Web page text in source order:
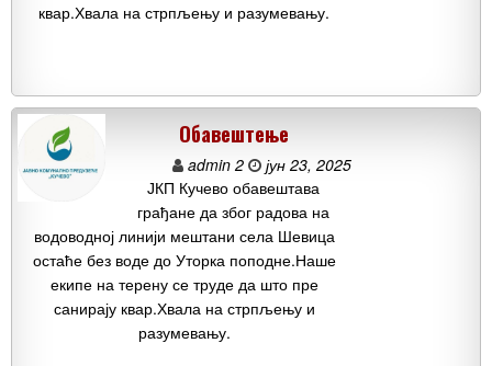
квар.Хвала на стрпљењу и разумевању.
Обавештење
admin 2
јун 23, 2025
ЈКП Кучево обавештава
грађане да због радова на
водоводној линији мештани села Шевица
остаће без воде до Уторка поподне.Наше
екипе на терену се труде да што пре
санирају квар.Хвала на стрпљењу и
разумевању.